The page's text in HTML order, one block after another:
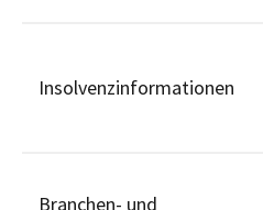
Insolvenzinformationen
Branchen- und